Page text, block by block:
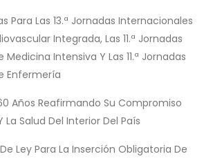
Para Las 13.ª Jornadas Internacionales
Integrada, Las 11.ª Jornadas
Intensiva Y Las 11.ª Jornadas
Enfermería
Años Reafirmando Su Compromiso
La Salud Del Interior Del País
Ley Para La Inserción Obligatoria De